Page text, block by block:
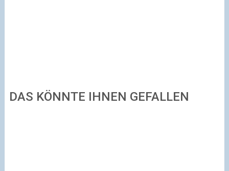
DAS KÖNNTE IHNEN GEFALLEN